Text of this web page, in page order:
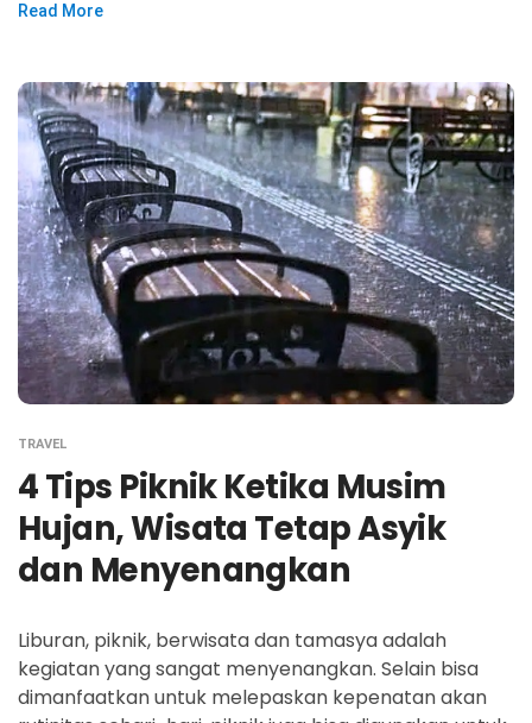
Read More
TRAVEL
4 Tips Piknik Ketika Musim
Hujan, Wisata Tetap Asyik
dan Menyenangkan
Liburan, piknik, berwisata dan tamasya adalah
kegiatan yang sangat menyenangkan. Selain bisa
dimanfaatkan untuk melepaskan kepenatan akan